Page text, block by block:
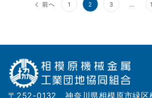
ー
ジ
前へ 1 2 3 …
〒252-0132 神奈川県相模原市緑区